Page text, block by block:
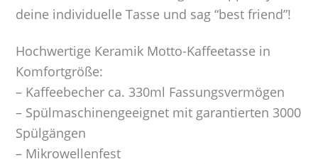
deine individuelle Tasse und sag “best friend”!
Hochwertige Keramik Motto-Kaffeetasse in
Komfortgröße:
– Kaffeebecher ca. 330ml Fassungsvermögen
– Spülmaschinengeeignet mit garantierten 3000
Spülgängen
– Mikrowellenfest